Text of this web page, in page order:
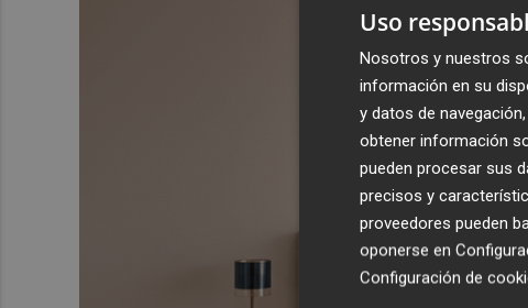
Uso
Nosotros y nuestros
información en su
y datos de
obtener información
pueden procesar sus
precisos y
proveedores pueden
oponerse en
Configuración de